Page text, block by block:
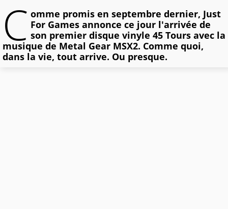
C omme promis en septembre dernier, Just
For Games annonce ce jour l'arrivée de
son premier disque vinyle 45 Tours avec la
musique de Metal Gear MSX2. Comme quoi,
dans la vie, tout arrive. Ou presque.